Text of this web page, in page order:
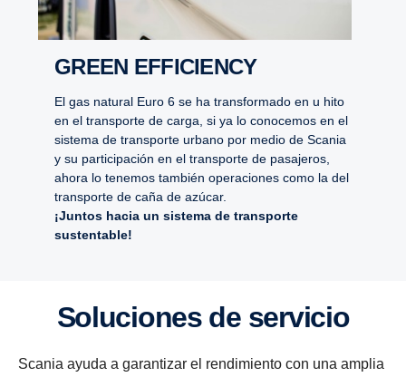
GREEN EFFICIENCY
El gas natural Euro 6 se ha transformado en u hito
en el transporte de carga, si ya lo conocemos en el
sistema de transporte urbano por medio de Scania
y su participación en el transporte de pasajeros,
ahora lo tenemos también operaciones como la del
transporte de caña de azúcar.
¡Juntos hacia un sistema de transporte
sustentable!
Soluciones de servicio
Scania ayuda a garantizar el rendimiento con una amplia